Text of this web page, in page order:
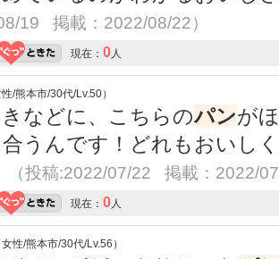
19 掲載：2022/08/22）
現在： 0人
/熊本市/30代/Lv.50）
などに、こちらのパンが
うんです！どれもおいし
（投稿:2022/07/22 掲載：2022/
現在： 0人
性/熊本市/30代/Lv.56）